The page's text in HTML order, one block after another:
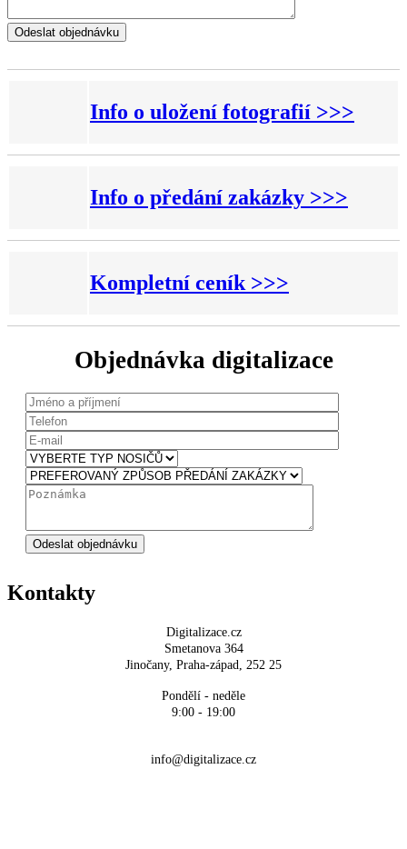
Info o uložení fotografií >>>
Info o předání zakázky >>>
Kompletní ceník >>>
Objednávka digitalizace
Kontakty
Digitalizace.cz
Smetanova 364
Jinočany, Praha-západ, 252 25
Pondělí - neděle
9:00 - 19:00
info@digitalizace.cz